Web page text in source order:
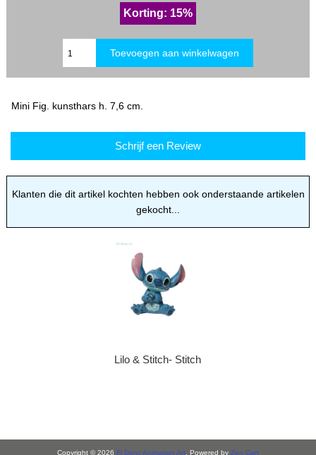
Korting: 15%
Mini Fig. kunsthars h. 7,6 cm.
Schrijf een Review
Klanten die dit artikel kochten hebben ook onderstaande artikelen
gekocht...
Lilo & Stitch- Stitch
Copyright © 2026 Fi Donc Animation Art . Powered by Zen Cart